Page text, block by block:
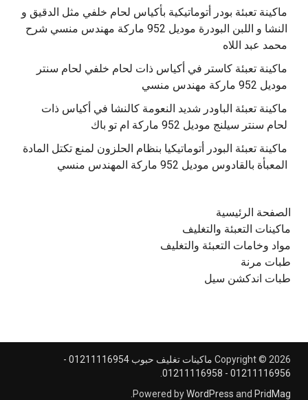
ماكينة تعبئة بودر أتوماتيكية بأكياس لحام خلفي مثل الدقيق و
النشا و اللبن البودرة موديل 952 ماركة مهندس منسي شرح
محمد عبد اللاه
‫ماكينة تعبئة كاستر في أكياس ذات لحام خلفي لحام سنتر
موديل 952 ماركة مهندس منسي
‫ماكينة تعبئة الباودر شديد النعومة كالنشا في أكياس ذات
‫ماكينة تعبئة البودر أتوماتيكيا بنظام الحلزون لمنع تكتل المادة
الصفحة الرئيسية
ماكينات التعبئة والتغليف
مواد وخامات التعبئة والتغليف
طبات مرنة
طبات اندكشن سيل
Copyright © 2026
ماكينات تغليف حبوب 01211116954 -
01211116956 - 01211116958
.
Powered byWordPress and PridMag
.